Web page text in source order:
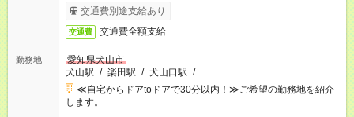
交通費別途支給あり
交通費 交通費全額支給
勤務地
愛知県犬山市
犬山駅 / 楽田駅 / 犬山口駅 / …
≪自宅からドアtoドアで30分以内！≫ご希望の勤務地を紹介
します。